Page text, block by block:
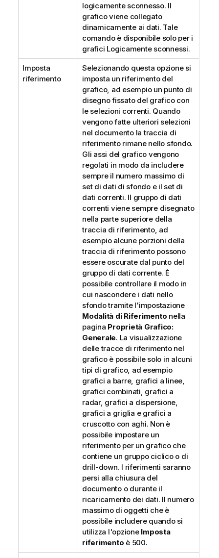
logicamente sconnesso. Il
grafico viene collegato
dinamicamente ai dati. Tale
comando è disponibile solo per i
grafici Logicamente sconnessi.
Imposta
riferimento
Selezionando questa opzione si
imposta un riferimento del
grafico, ad esempio un punto di
disegno fissato del grafico con
le selezioni correnti. Quando
vengono fatte ulteriori selezioni
nel documento la traccia di
riferimento rimane nello sfondo.
Gli assi del grafico vengono
regolati in modo da includere
sempre il numero massimo di
set di dati di sfondo e il set di
dati correnti. Il gruppo di dati
correnti viene sempre disegnato
nella parte superiore della
traccia di riferimento, ad
esempio alcune porzioni della
traccia di riferimento possono
essere oscurate dal punto del
gruppo di dati corrente. È
possibile controllare il modo in
cui nascondere i dati nello
sfondo tramite l'impostazione
Modalità di Riferimento nella
pagina Proprietà Grafico:
Generale. La visualizzazione
delle tracce di riferimento nel
grafico è possibile solo in alcuni
tipi di grafico, ad esempio
grafici a barre, grafici a linee,
grafici combinati, grafici a
radar, grafici a dispersione,
grafici a griglia e grafici a
cruscotto con aghi. Non è
possibile impostare un
riferimento per un grafico che
contiene un gruppo ciclico o di
drill-down. I riferimenti saranno
persi alla chiusura del
documento o durante il
ricaricamento dei dati. Il numero
massimo di oggetti che è
possibile includere quando si
utilizza l'opzione Imposta
riferimento è 500.